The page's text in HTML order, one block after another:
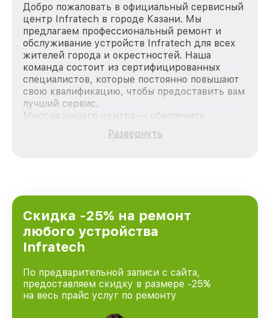
Добро пожаловать в официальный сервисный
центр Infratech в городе Казани. Мы
предлагаем профессиональный ремонт и
обслуживание устройств Infratech для всех
жителей города и окрестностей. Наша
команда состоит из сертифицированных
специалистов, которые постоянно повышают
свою квалификацию, чтобы предоставить вам
лучший сервис.
Миссия нашего центра — обеспечить
качественный и доступный ремонт для
каждого пользователя продукции Infratech,
городе Казани, постоянно повышая уровень
доверия и лояльности наших клиентов.
Развернуть
Скидка -25% на ремонт
любого устройства
Infratech
По предварительной записи с сайта,
предоставляем скидку в размере -25%
на весь прайс услуг по ремонту